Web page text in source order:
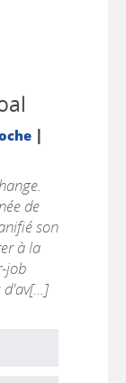
|
de
son
à la
job